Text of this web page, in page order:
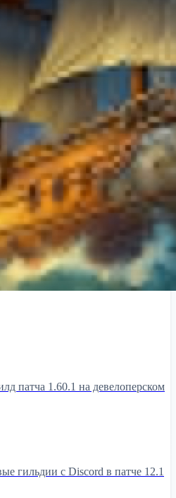
патча 1.60.1 на девелоперском
гильдии с Discord в патче 12.1